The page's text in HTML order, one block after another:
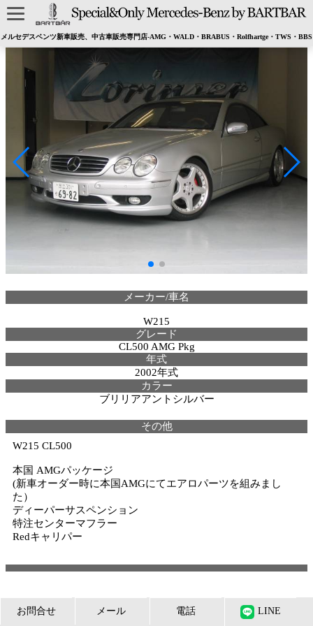
メルセデスベンツ新車販売、中古車販売専門店-AMG・WALD・BRABUS・Rolfhartge・TWS・BBS
メーカー/車名
W215
グレード
CL500 AMG Pkg
年式
2002年式
カラー
ブリリアアントシルバー
その他
W215 CL500
本国 AMGパッケージ
(新車オーダー時に本国AMGにてエアロパーツを組みまし
た）
ディーパーサスペンション
特注センターマフラー
Redキャリパー
お問合せ メール 電話 LINE